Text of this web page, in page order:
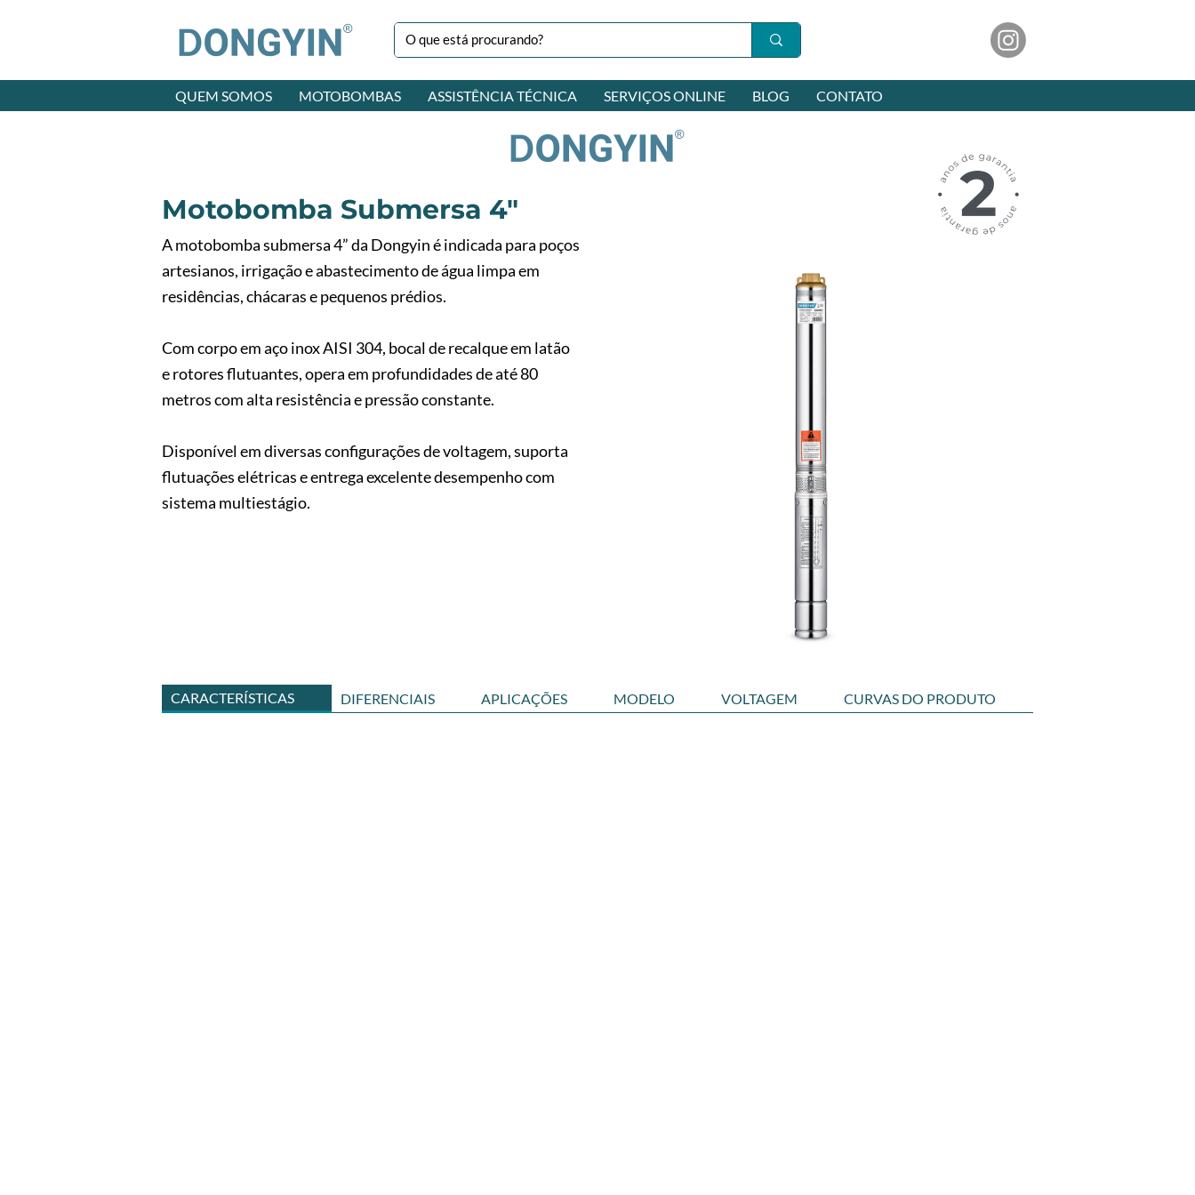
QUEM SOMOS MOTOBOMBAS ASSISTÊNCIA TÉCNICA SERVIÇOS ONLINE BLOG CONTATO
Motobomba Submersa 4"
A motobomba submersa 4” da Dongyin é indicada para poços
artesianos, irrigação e abastecimento de água limpa em
residências, chácaras e pequenos prédios.
Com corpo em aço inox AISI 304, bocal de recalque em latão
e rotores flutuantes, opera em profundidades de até 80
metros com alta resistência e pressão constante.
Disponível em diversas configurações de voltagem, suporta
flutuações elétricas e entrega excelente desempenho com
sistema multiestágio.
CARACTERÍSTICAS DIFERENCIAIS APLICAÇÕES MODELO VOLTAGEM CURVAS DO PRODUTO